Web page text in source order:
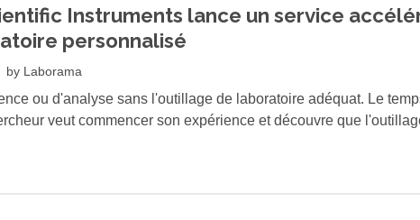
Instruments lance un service
personnalisé
by Laborama
ou d'analyse sans l'outillage de laboratoire adéquat. Le
veut commencer son expérience et découvre que